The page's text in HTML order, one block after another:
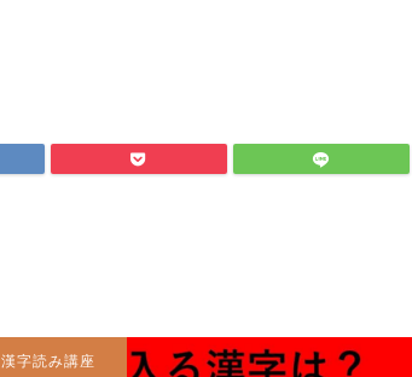
漢字読み講座